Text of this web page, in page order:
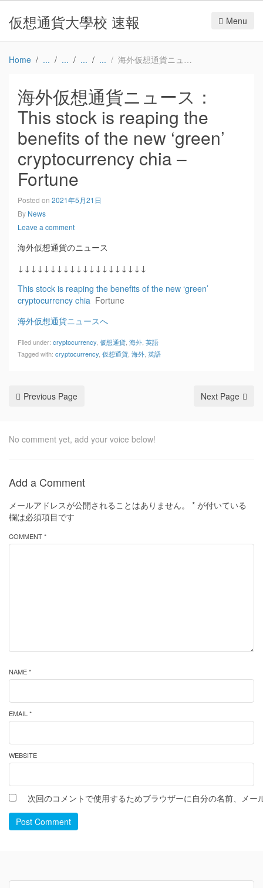
仮想通貨大學校 速報 Menu
Home 海外仮想通貨ニュース：This stock is reaping the benefits of the new ‘green’ cryptocurrency chia – Fortune
海外仮想通貨ニュース：
This stock is reaping the
benefits of the new ‘green’
cryptocurrency chia –
Fortune
Posted on 2021年5月21日
By News
Leave a comment
海外仮想通貨のニュース
↓↓↓↓↓↓↓↓↓↓↓↓↓↓↓↓↓↓↓↓
This stock is reaping the benefits of the new ‘green’
cryptocurrency chia Fortune
海外仮想通貨ニュースへ
Filed under: cryptocurrency 仮想通貨 海外 英語
Tagged with: cryptocurrency 仮想通貨 海外 英語
Previous Page Next Page
No comment yet, add your voice below!
Add a Comment
メールアドレスが公開されることはありません。 * が付いている
欄は必須項目です
COMMENT *
NAME *
EMAIL *
WEBSITE
次回のコメントで使用するためブラウザーに自分の名前、メー
Post Comment